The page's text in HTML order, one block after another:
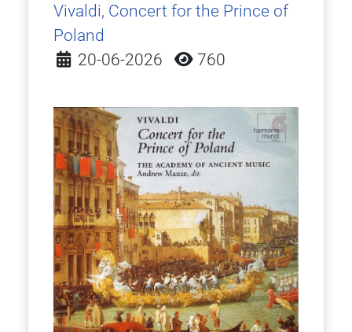
Vivaldi, Concert for the Prince of
Poland
Detalles
20-06-2026 760